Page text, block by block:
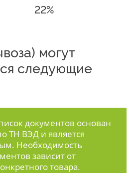
22%
могут
следующие
документов основан
ТН ВЭД и является
Необходимость
зависит от
товара.